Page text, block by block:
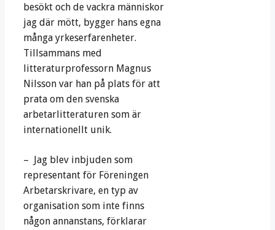
besökt och de vackra människor
jag där mött, bygger hans egna
många yrkeserfarenheter.
Tillsammans med
litteraturprofessorn Magnus
Nilsson var han på plats för att
prata om den svenska
arbetarlitteraturen som är
internationellt unik.
– Jag blev inbjuden som
representant för Föreningen
Arbetarskrivare, en typ av
organisation som inte finns
någon annanstans, förklarar